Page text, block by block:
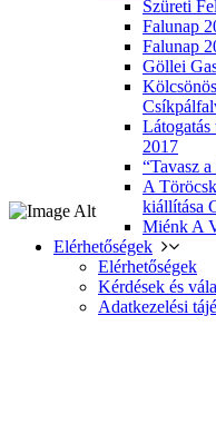
Szüreti
Falunap
Falunap
Göllei
Látogatás
2017
“Tavasz
A
kiállítása
Miénk A
Elérhetőségek
Elérhetőségek
Kérdések és
Adatkezelési